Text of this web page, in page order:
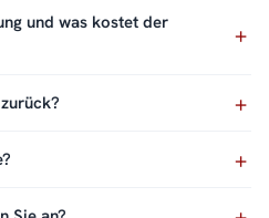
und was kostet der